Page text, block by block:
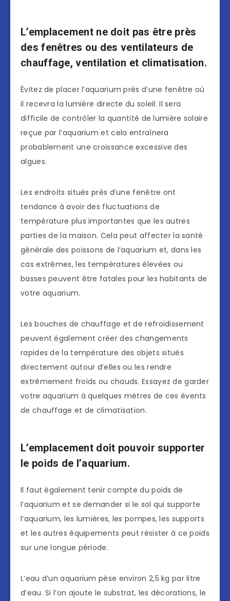
L’emplacement ne doit pas être près
des fenêtres ou des ventilateurs de
chauffage, ventilation et climatisation.
Évitez de placer l’aquarium près d’une fenêtre où
il recevra la lumière directe du soleil. Il sera
difficile de contrôler la quantité de lumière solaire
reçue par l’aquarium et cela entraînera
probablement une croissance excessive des
algues.
Les endroits situés près d’une fenêtre ont
tendance à avoir des fluctuations de
température plus importantes que les autres
parties de la maison. Cela peut affecter la santé
générale des poissons de l’aquarium et, dans les
cas extrêmes, les températures élevées ou
basses peuvent être fatales pour les habitants de
votre aquarium.
Les bouches de chauffage et de refroidissement
peuvent également créer des changements
rapides de la température des objets situés
directement autour d’elles ou les rendre
extrêmement froids ou chauds. Essayez de garder
votre aquarium à quelques mètres de ces évents
de chauffage et de climatisation.
L’emplacement doit pouvoir supporter
le poids de l’aquarium.
Il faut également tenir compte du poids de
l’aquarium et se demander si le sol qui supporte
l’aquarium, les lumières, les pompes, les supports
et les autres équipements peut résister à ce poids
sur une longue période.
L’eau d’un aquarium pèse environ 2,5 kg par litre
d’eau. Si l’on ajoute le substrat, les décorations, le